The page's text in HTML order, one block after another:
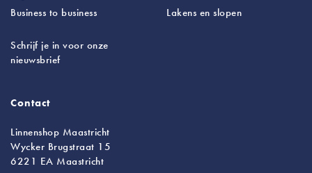
Business to business
Schrijf je in voor onze
nieuwsbrief
Lakens en slopen
Contact
Linnenshop Maastricht
Wycker Brugstraat 15
6221 EA Maastricht